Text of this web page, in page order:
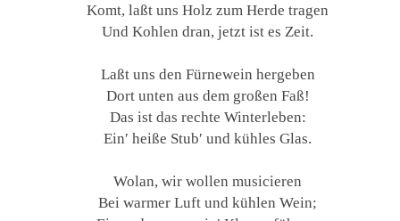
Komt, laßt uns Holz zum Herde tragen
Und Kohlen dran, jetzt ist es Zeit.
Laßt uns den Fürnewein hergeben
Dort unten aus dem großen Faß!
Das ist das rechte Winterleben:
Ein′ heiße Stub′ und kühles Glas.
Wolan, wir wollen musicieren
Bei warmer Luft und kühlen Wein;